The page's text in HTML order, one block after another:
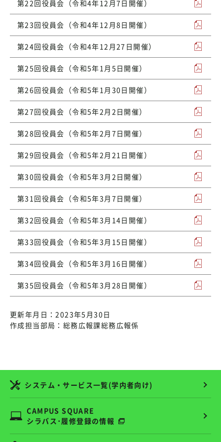
第22回役員会（令和4年12月7日開催）
第23回役員会（令和4年12月8日開催）
第24回役員会（令和4年12月27日開催）
第25回役員会（令和5年1月5日開催）
第26回役員会（令和5年1月30日開催）
第27回役員会（令和5年2月2日開催）
第28回役員会（令和5年2月7日開催）
第29回役員会（令和5年2月21日開催）
第30回役員会（令和5年3月2日開催）
第31回役員会（令和5年3月7日開催）
第32回役員会（令和5年3月14日開催）
第33回役員会（令和5年3月15日開催）
第34回役員会（令和5年3月16日開催）
第35回役員会（令和5年3月28日開催）
更新年月日：2023年5月30日
作成担当部局：総務広報課総務広報係
システム・サービス一覧(学内者向け)
CAMPUS SQUARE
シラバス･履修登録の情報